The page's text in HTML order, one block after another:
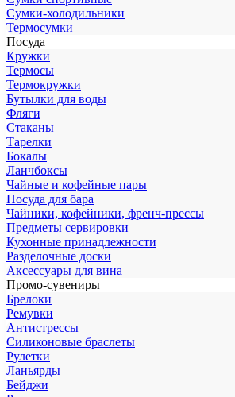
Сумки-холодильники
Термосумки
Посуда
Кружки
Термосы
Термокружки
Бутылки для воды
Фляги
Стаканы
Тарелки
Бокалы
Ланчбоксы
Чайные и кофейные пары
Посуда для бара
Чайники, кофейники, френч-прессы
Предметы сервировки
Кухонные принадлежности
Разделочные доски
Аксессуары для вина
Промо-сувениры
Брелоки
Ремувки
Антистрессы
Силиконовые браслеты
Рулетки
Ланьярды
Бейджи